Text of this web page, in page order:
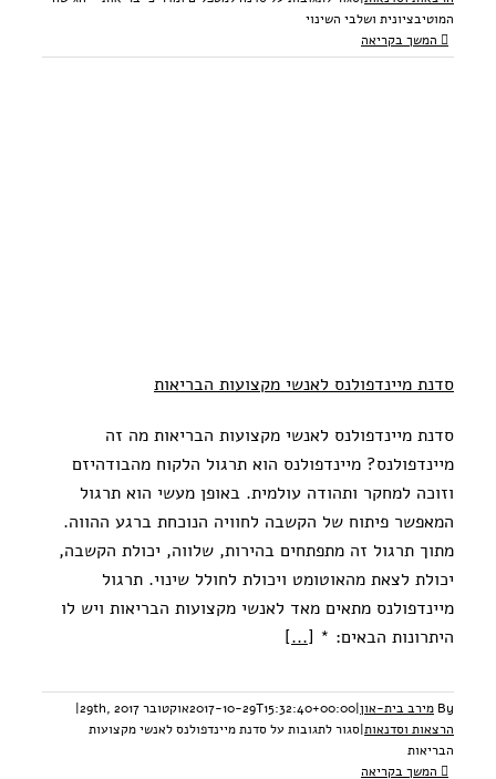
המוטיבציונית ושלבי השינוי
המשך בקריאה
סדנת מיינדפולנס לאנשי מקצועות הבריאות
סדנת מיינדפולנס לאנשי מקצועות הבריאות מה זה
מיינדפולנס? מיינדפולנס הוא תרגול הלקוח מהבודהיזם
וזוכה למחקר ותהודה עולמית. באופן מעשי הוא תרגול
המאפשר פיתוח של הקשבה לחוויה הנוכחת ברגע ההווה.
מתוך תרגול זה מתפתחים בהירות, שלווה, יכולת הקשבה,
יכולת לצאת מהאוטומט ויכולת לחולל שינוי. תרגול
מיינדפולנס מתאים מאד לאנשי מקצועות הבריאות ויש לו
היתרונות הבאים: * [...]
By מירב בית-און|
2017-10-29T15:32:40+00:00אוקטובר 29th, 2017
|
הרצאות וסדנאות|סגור לתגובות על סדנת מיינדפולנס לאנשי מקצועות
הבריאות
המשך בקריאה